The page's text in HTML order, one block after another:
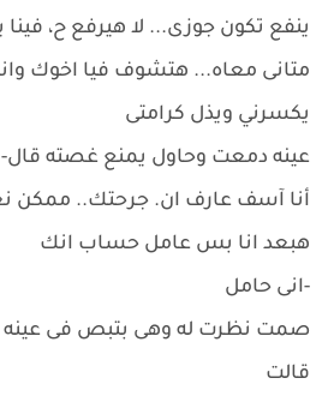
ينفع تكون جوزى... لا هيرفع ح،
متانى معاه... هتشوف فيا اخوك
يكسرني ويذل كرامتى
عينه دمعت وحاول يمنع غصته قال-
أنا آسف عارف ان. جرحتك.. ممكن
هبعد انا بس عامل حساب انك
-انى حامل
صمت نظرت له وهى بتبص فى عينه
قالت